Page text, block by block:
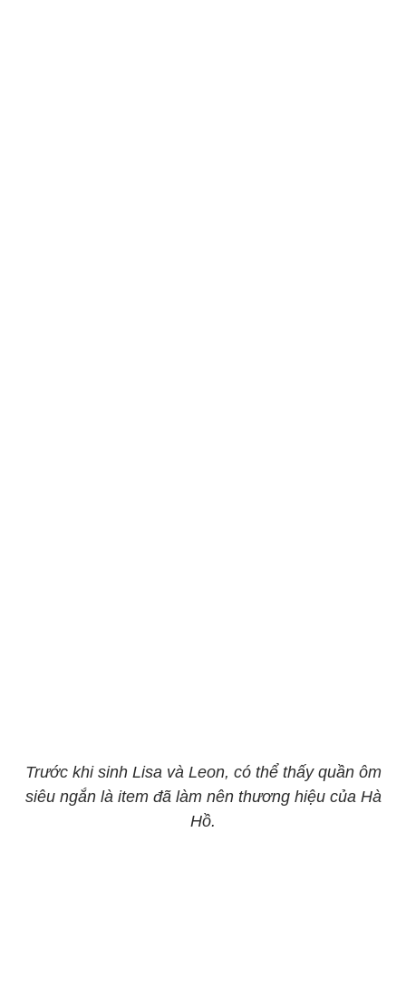
Trước khi sinh Lisa và Leon, có thể thấy quần ôm
siêu ngắn là item đã làm nên thương hiệu của Hà
Hồ.